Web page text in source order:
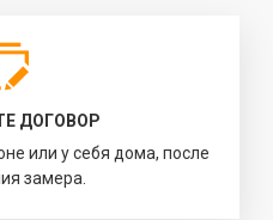
ДОГОВОР
или у себя дома, после
замера.